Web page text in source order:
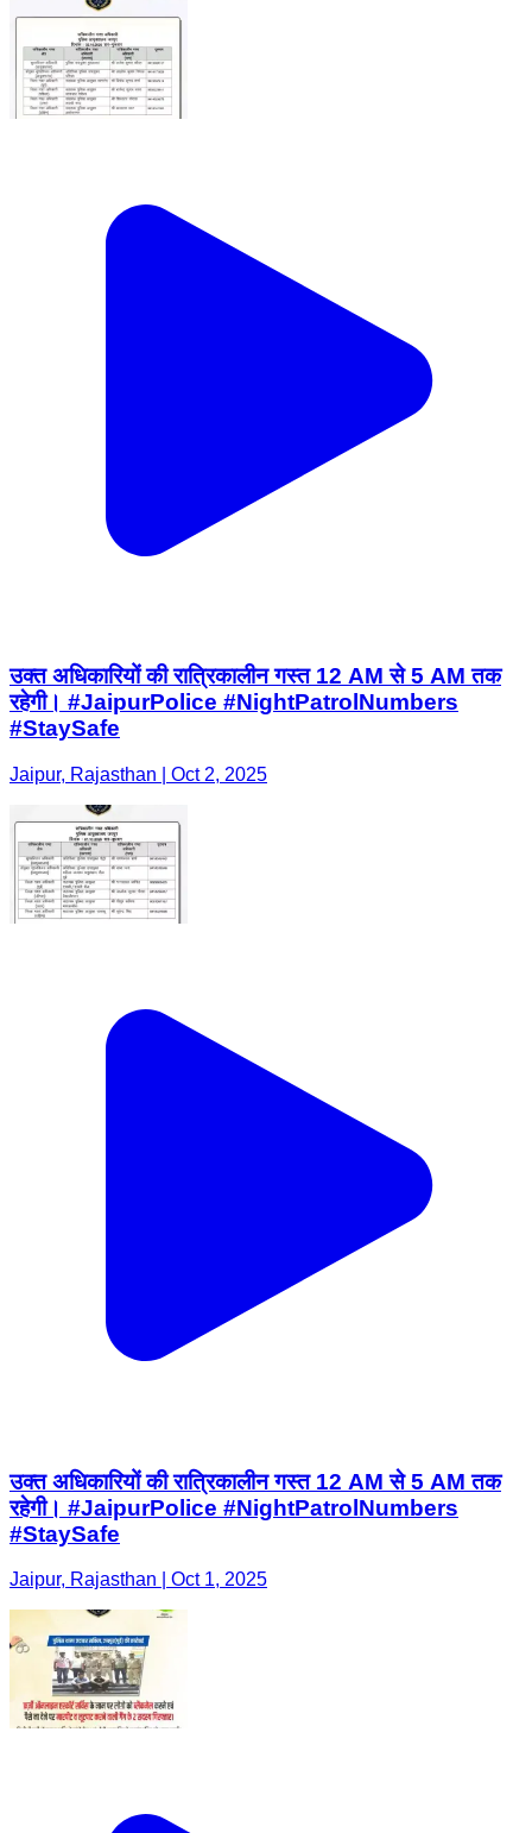
उक्त अधिकारियों की रात्रिकालीन गस्त 12 AM से 5 AM तक
रहेगी। #JaipurPolice #NightPatrolNumbers
#StaySafe
Jaipur, Rajasthan | Oct 2, 2025
उक्त अधिकारियों की रात्रिकालीन गस्त 12 AM से 5 AM तक
रहेगी। #JaipurPolice #NightPatrolNumbers
#StaySafe
Jaipur, Rajasthan | Oct 1, 2025